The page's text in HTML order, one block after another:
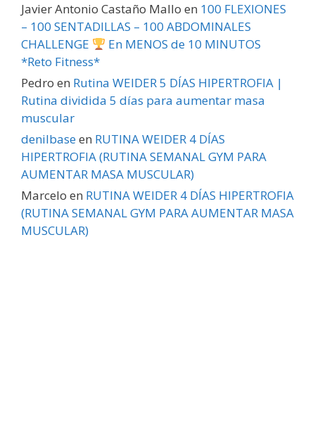
Javier Antonio Castaño Mallo en 100 FLEXIONES
– 100 SENTADILLAS – 100 ABDOMINALES
CHALLENGE
En MENOS de 10 MINUTOS
*Reto Fitness*
Pedro en Rutina WEIDER 5 DÍAS HIPERTROFIA |
Rutina dividida 5 días para aumentar masa
muscular
denilbaseen RUTINA WEIDER 4 DÍAS
HIPERTROFIA (RUTINA SEMANAL GYM PARA
AUMENTAR MASA MUSCULAR)
Marcelo en RUTINA WEIDER 4 DÍAS HIPERTROFIA
(RUTINA SEMANAL GYM PARA AUMENTAR MASA
MUSCULAR)